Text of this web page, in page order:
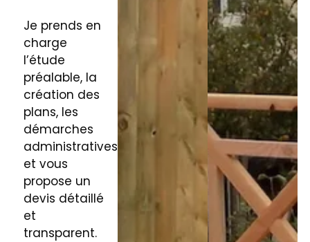
Je prends en
charge
l’étude
préalable, la
création des
plans, les
démarches
administratives
et vous
propose un
devis détaillé
et
transparent.